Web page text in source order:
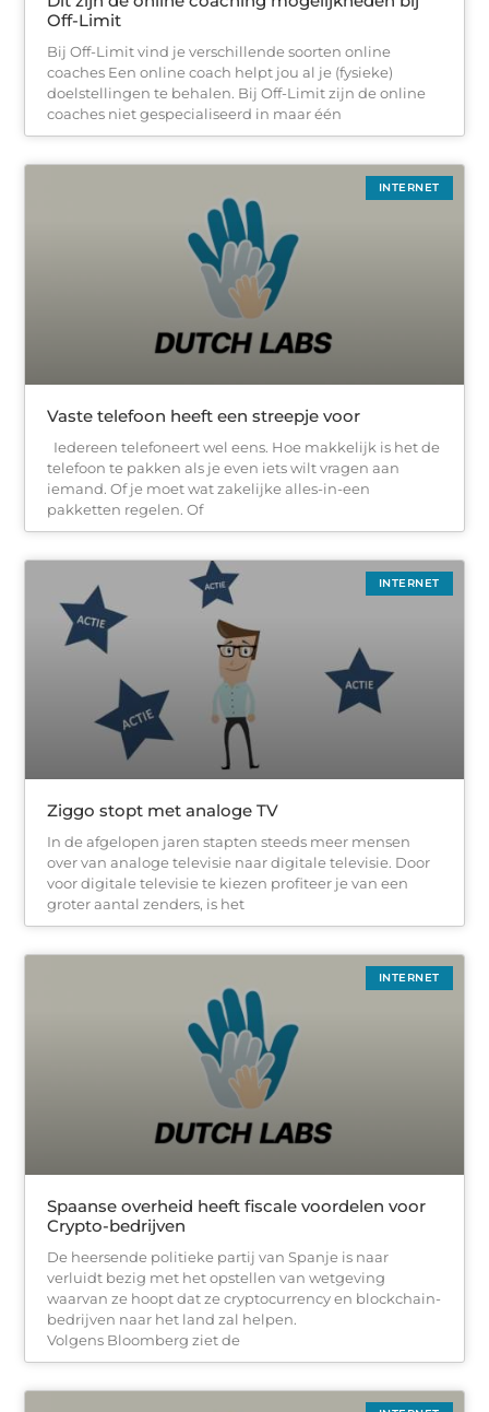
Off-Limit
Bij Off-Limit vind je verschillende soorten online
coaches Een online coach helpt jou al je (fysieke)
doelstellingen te behalen. Bij Off-Limit zijn de online
coaches niet gespecialiseerd in maar één
INTERNET
Vaste telefoon heeft een streepje voor
Iedereen telefoneert wel eens. Hoe makkelijk is het de
telefoon te pakken als je even iets wilt vragen aan
iemand. Of je moet wat zakelijke alles-in-een
pakketten regelen. Of
INTERNET
Ziggo stopt met analoge TV
In de afgelopen jaren stapten steeds meer mensen
over van analoge televisie naar digitale televisie. Door
voor digitale televisie te kiezen profiteer je van een
groter aantal zenders, is het
INTERNET
Spaanse overheid heeft fiscale voordelen voor
Crypto-bedrijven
De heersende politieke partij van Spanje is naar
verluidt bezig met het opstellen van wetgeving
waarvan ze hoopt dat ze cryptocurrency en blockchain-
bedrijven naar het land zal helpen.
Volgens Bloomberg ziet de